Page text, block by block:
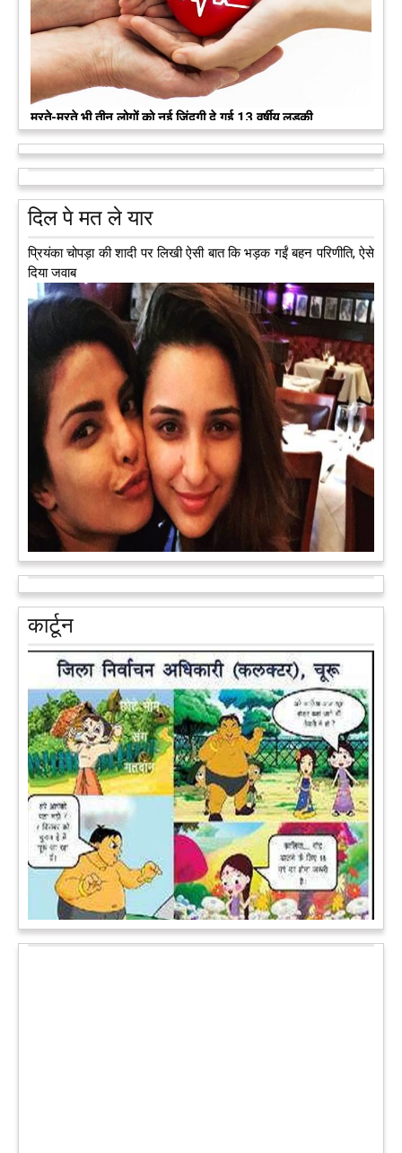
मरते-मरते भी तीन लोगों को नई जिंदगी दे गई 13 वर्षीय लड़की
कुछ लोग मौत जैसी खौफनाक हकीकत को भी खूबसूरत मोड़ दे जाते हैं। वह
मरने के बाद भी इस धरती पर अपने आप को जीवित छोड़ ज़ाते हैं। दुनिया
को अलविदा कह चुकी 13 वर्षीय लड़की के अंगदान से 3 जरूरतमंद लोगों
को नई जिंदगी मिल गई।आगे पढ़ें
अब एक आइडिया बदलेगा हिमाचल के युवाओं की किस्मत, जानिए कैसे
हमीरपुर में अब एक आइडिया युवाओं की किस्मत बदलने जा रहा है। भारत
सरकार के स्टार्टअप मिशन के तहत सबंधित टीम मोबाइल वैन के जरिए पूरे
देश के कोने-कोने में घूमकर नए स्टार्ट अप स्थापित करने की चाह रखने
वाले युवाओं से संपर्क कर रही है।आगे पढ़ें
आरक्षण के विरोध में राजा भैया बोले, प्रमोशन का आधार गुणवत्ता और
वरिष्ठता हो, जाति नहीं
प्रतापगढ़ के कुंडा से बाहुबली विधायक रघुराज प्रताप सिंह उर्फ राजा भैया ने
शुक्रवार को लखनऊ में प्रेस कांफ्रेंस कर नई राजनीतिक पार्टी बनाने की
आधिकारिक घोषणा करते हुए पार्टी के मुद्दों के बारे में बताया.आगे पढ़ें
पेट पकड़ कर हंसने पर मजबूर हो जायेंगे आप जानवरों की ये अदाएं देखकर
कल्पना कीजिये उस दृश्य की, जिसमें कोई गिलहरी किसी मेंढक के साथ
लिप-लॉक कर रही हो। गिलहरी झूला झूल रही हो।आगे पढ़ें
दिल पे मत ले यार
प्रियंका चोपड़ा की शादी पर लिखी ऐसी बात कि भड़क गईं बहन परिणीति, ऐसे
दिया जवाब
कार्टून